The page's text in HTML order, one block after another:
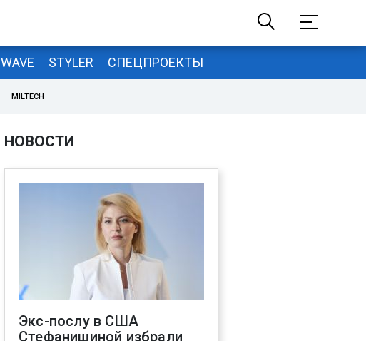
WAVE STYLER СПЕЦПРОЕКТЫ
MILTECH
НОВОСТИ
Экс-послу в США
Стефанишиной избрали